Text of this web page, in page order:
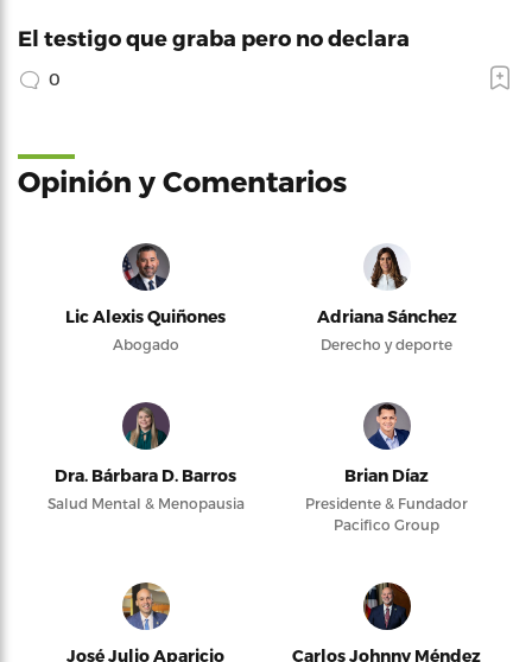
El testigo que graba pero no declara
0
Opinión y Comentarios
Lic Alexis Quiñones
Abogado
Adriana Sánchez
Derecho y deporte
Dra. Bárbara D. Barros
Salud Mental & Menopausia
Brian Díaz
Presidente & Fundador
Pacifico Group
José Julio Aparicio Carlos Johnny Méndez